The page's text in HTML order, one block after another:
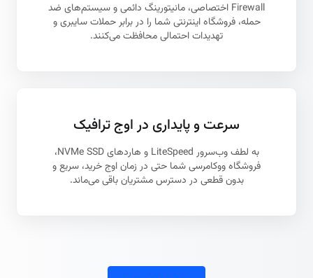
Firewall اختصاصی، مانیتورینگ دائمی و سیستم‌های ضد
حمله، فروشگاه اینترنتی شما را در برابر حملات سایبری و
تهدیدات احتمالی محافظت می‌کنند.
سرعت و پایداری در اوج ترافیک
به لطف وب‌سرور LiteSpeed و هاردهای NVMe SSD،
فروشگاه ووکامرسی شما حتی در زمان اوج خرید، سریع و
بدون قطعی در دسترس مشتریان باقی می‌ماند.